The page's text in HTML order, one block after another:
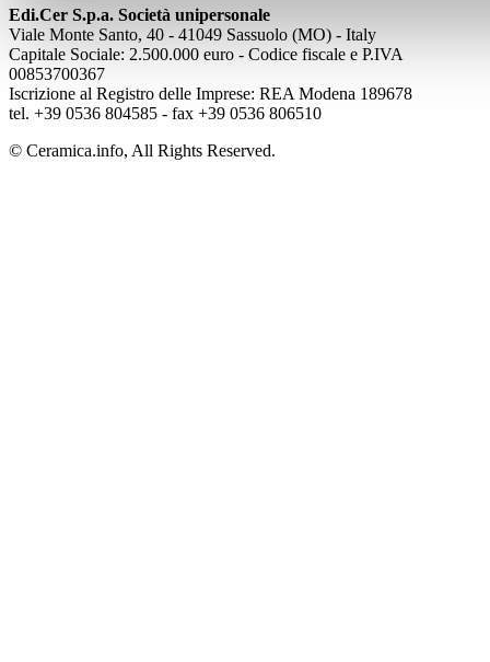
Edi.Cer S.p.a. Società unipersonale
Viale Monte Santo, 40 - 41049 Sassuolo (MO) - Italy
Capitale Sociale: 2.500.000 euro - Codice fiscale e P.IVA
00853700367
Iscrizione al Registro delle Imprese: REA Modena 189678
tel. +39 0536 804585 - fax +39 0536 806510
© Ceramica.info, All Rights Reserved.